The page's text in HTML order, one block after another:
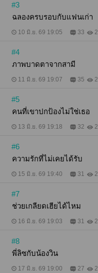
#3
ฉลองครบรอบกับแฟนเก่า
10 มิ.ย. 69 19:05 33
#4
ภาพบาดตาจากสามี
11 มิ.ย. 69 19:07 35
#5
คนที่เขาปกป้องไม่ใช่เธอ
13 มิ.ย. 69 19:18 32
#6
ความรักที่ไม่เคยได้รับ
15 มิ.ย. 69 19:40 31
#7
ช่วยเกลียดเฮียได้ไหม
16 มิ.ย. 69 19:03 31
#8
พี่ลิซกับน้องวิน
17 มิ.ย. 69 19:00 27